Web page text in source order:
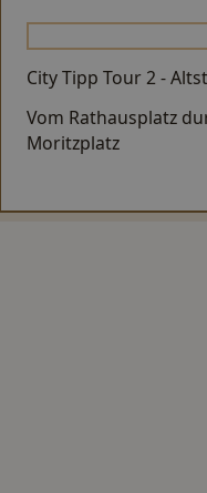
City Tipp Tour 2 -
Vom Rathausplatz
Moritzplatz